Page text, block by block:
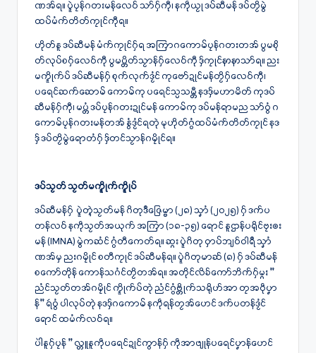
ဏအ်ရ။ ပ္ဍဲပၠန်ဂတးမန်လေဝ် သာ်ဂှ်ကီု၊ နကဵုယၟု ဒပ်ဆီမန် ဒပ်တၟိမွဲ
ထပ်မံက်တိတ်ကၠုင်ကီုရ။
ဟိုတ်နူ ဒပ်ဆီမန် မံက်ကၠုင်ဂှ်ရ အကြာဂကောမ်ပၠန်ဂတးတအ် ပွမစို
တ်လုပ်စဂှ်လေဝ်ကီု ပွမပ္တိတ်သၟာန်ဂှ်လေဝ်ကီု ဒှ်ကၠုင်နာနာသာ်ရ။ ညး
မက္ဍိုက်ပ် ဒပ်ဆီမန်ဂှ် စုက်လုက်ဒၟံင် ကုဗော်ဍုင်မန်တၟိဂှ်လေဝ်ကီု၊
ပ‌ရေင်ဆက်ဆောမ် ကောမ်ကု ပရေၚ်သ္ပသမ္တီ နဒဒှ်မဟာမိတ် ကုဒပ်
ဆီမန်ဂှ်ကီု၊ မပ္တံ ဒပ်ပၠန်ဂတးဍုၚ်မန် ကောမ်ကု ဒပ်မန်ရာမည သာ်ဝွံ ဂ
ကောမ်ပၠန်ဂတးမန်တအ် နွံဒၟံင်ရတုဲ မုဟိုတ်ဂွံထပ်မံက်တိတ်ကၠုင် နဒ
ဒှ် ဒပ်တၟိမွဲရောတံဂှ် ဒှ်တၚ်သၟာန်ဂမၠိုၚ်ရ။
ဒပ်သၟတ် သၟတ်မက္ဍိုက်က္ဍိုပ်
ဒပ်ဆီမန်ဂှ် ပ္ဍဲတ္ၚဲသၟတ်မန် ဂိတုဒဳဇြေမ္ဗာ (၂၈) သၞာံ (၂၀၂၅) ဂှ် ဒက်ပ
တန်လဝ် နကဵုသၟတ်အယုက် အကြာ (၁၈-၃၅) ရောင် နူဌာန်ပရိုၚ်ဗၠးၜး
မန် (IMNA) မွဲကဆံင် ဂွံတီကေတ်ရ။ ဆ္ဂး ပ္ဍဲဂိတု ဝှာပ်ဘျဝ်ဝါရဳ သၞာံ
ဏအ်မှ ညးဂမၠိုင် စတီကၠုင် ဒပ်ဆီမန်ရ။ ပ္ဍဲဂိတုမာဆ် (၈) ဂှ် ဒပ်ဆီမန်
စကော်တိုန် ကောန်သဂံင်တၟိတအ်ရ။ အတိုင်လိခ်ကော်ဘိက်ဂှ်မ္ဂး ”
ညံင်သၟတ်တအ်ဂမၠိုင် က္ဍိုက်ပ်တုဲ ညံင်ဂွံဗ္တိုက်သရိုဟ်အာ တၠအဝဵုပၞာ
န်” ရဴဝွံ ပါလုပ်တုဲ နဒဒှ်ဂကောမ် နကဵုရန်တၟအ်ဟေင် ဒက်ပတန်ဒၟံင်
ရောင် ထမံက်လဝ်ရ။
ပါဲနူဂှ်ပၠန် ” လ္တူနူကဵုပရေင်ဍုင်ကွာန်ဂှ် ကဵုအာဖျုန်ပရေင်ပၞာန်ဟေင်